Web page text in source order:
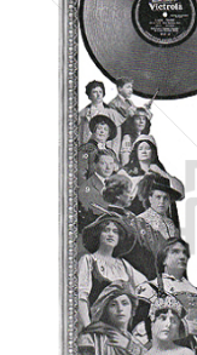
Konzerne
Epoche